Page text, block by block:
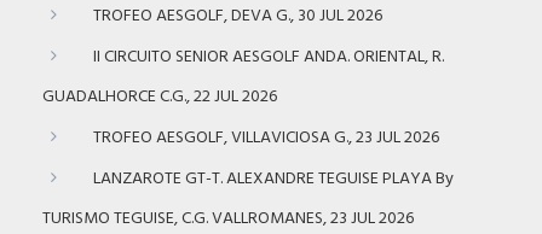
TROFEO AESGOLF, DEVA G., 30 JUL 2026
II CIRCUITO SENIOR AESGOLF ANDA. ORIENTAL, R.
GUADALHORCE C.G., 22 JUL 2026
TROFEO AESGOLF, VILLAVICIOSA G., 23 JUL 2026
LANZAROTE GT-T. ALEXANDRE TEGUISE PLAYA By
TURISMO TEGUISE, C.G. VALLROMANES, 23 JUL 2026